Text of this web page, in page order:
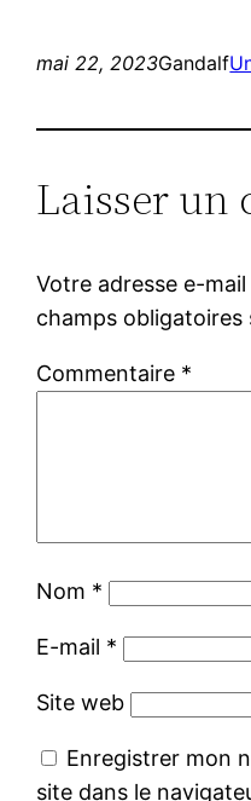
mai 22, 2023Gandalf
Laisser un
Votre adresse e-
champs obligatoires
Commentaire *
Nom *
E-mail *
Site web
Enregistrer mon
site dans le